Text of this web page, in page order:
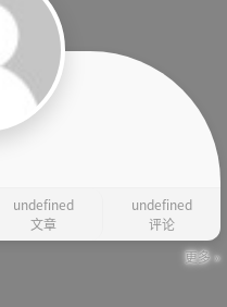
undefined
文章
undefined
评论
更多 »